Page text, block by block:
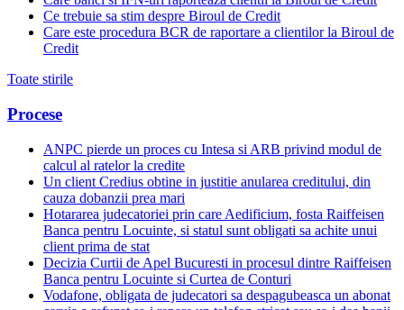
Ce trebuie sa stim despre Biroul de Credit
Care este procedura BCR de raportare a clientilor la Biroul de
Credit
Toate stirile
Procese
ANPC pierde un proces cu Intesa si ARB privind modul de
calcul al ratelor la credite
Un client Credius obtine in justitie anularea creditului, din
cauza dobanzii prea mari
Hotararea judecatoriei prin care Aedificium, fosta Raiffeisen
Banca pentru Locuinte, si statul sunt obligati sa achite unui
client prima de stat
Decizia Curtii de Apel Bucuresti in procesul dintre Raiffeisen
Banca pentru Locuinte si Curtea de Conturi
Vodafone, obligata de judecatori sa despagubeasca un abonat